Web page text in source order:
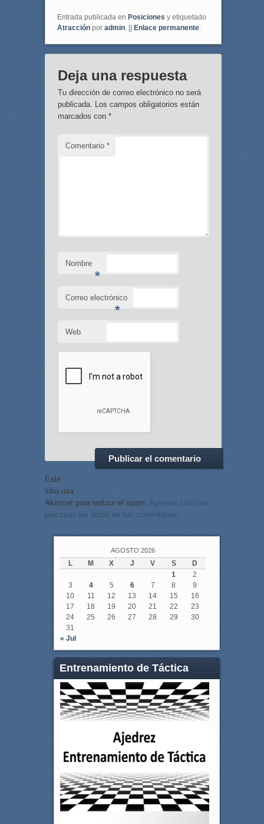
Entrada publicada en Posiciones y etiquetado
Atracciónpor admin. || Enlace permanente.
Deja una respuesta
Tu dirección de correo electrónico no será
publicada. Los campos obligatorios están
marcados con *
Comentario *
Nombre
*
Correo electrónico
*
Web
Este
sitio usa
Akismet para reducir el spam. Aprende cómo se
procesan los datos de tus comentarios.
AGOSTO 2026
L M X J V S
D
1
2
3
4 5 6 7 8
9
10
11 12 13 14 15
16
17
18 19 20 21 22
23
24
25 26 27 28 29
30
31
« Jul
Entrenamiento de Táctica